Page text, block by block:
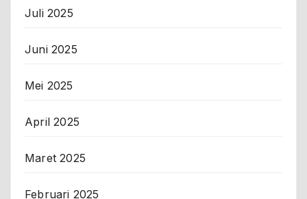
Juli 2025
Juni 2025
Mei 2025
April 2025
Maret 2025
Februari 2025